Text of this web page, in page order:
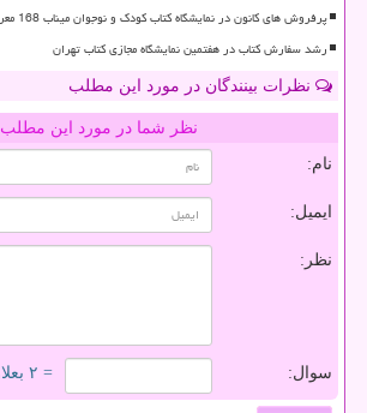
پرفروش های کانون در نمایشگاه کتاب کودک و نوجوان میناب 168 معرفی گردید
رشد سفارش کتاب در هفتمین نمایشگاه مجازی کتاب تهران
نظرات بینندگان در مورد این مطلب
نظر شما در مورد این مطلب
نام:
ایمیل:
نظر:
سوال: = ۲ بعلاوه ۴